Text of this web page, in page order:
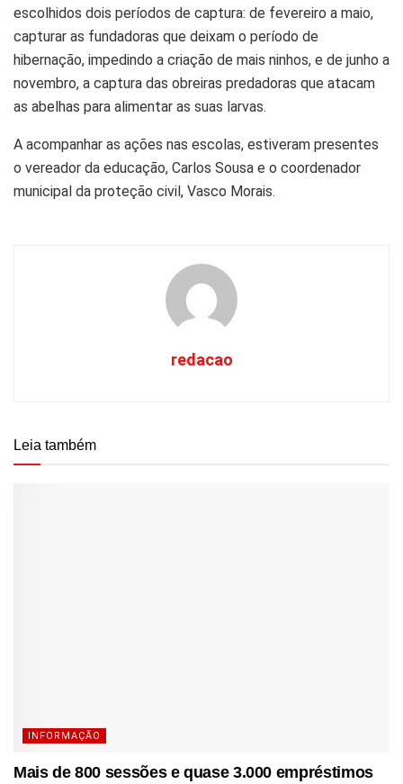
escolhidos dois períodos de captura: de fevereiro a maio,
capturar as fundadoras que deixam o período de
hibernação, impedindo a criação de mais ninhos, e de junho a
novembro, a captura das obreiras predadoras que atacam
as abelhas para alimentar as suas larvas.
A acompanhar as ações nas escolas, estiveram presentes
o vereador da educação, Carlos Sousa e o coordenador
municipal da proteção civil, Vasco Morais.
redacao
Leia também
INFORMAÇÃO
Mais de 800 sessões e quase 3.000 empréstimos